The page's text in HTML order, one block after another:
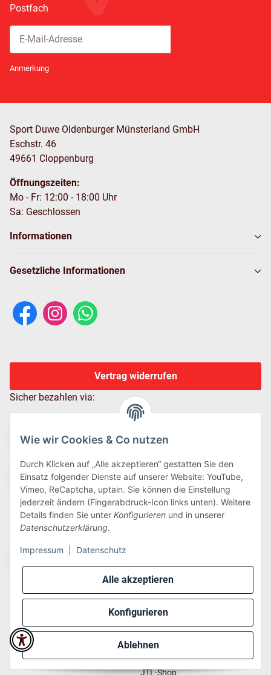
Alle akzeptieren
Konfigurieren
Ablehnen
Wie wir Cookies & Co nutzen
Durch Klicken auf „Alle akzeptieren“ gestatten Sie den
Einsatz folgender Dienste auf unserer Website: YouTube,
Vimeo, ReCaptcha, uptain. Sie können die Einstellung
jederzeit ändern (Fingerabdruck-Icon links unten). Weitere
Details finden Sie unter Konfigurieren und in unserer
Datenschutzerklärung.
Impressum Datenschutz
Postfach
Anmerkung
Sport Duwe Oldenburger Münsterland GmbH
Eschstr. 46
49661 Cloppenburg
Öffnungszeiten:
Mo - Fr: 12:00 - 18:00 Uhr
Sa: Geschlossen
Informationen
Gesetzliche Informationen
Vertrag widerrufen
Sicher bezahlen via:
Wir versenden via:
* Alle Preise inkl. gesetzlicher USt., zzgl.Versand
Perfected byDreizack Medien
Powered byJTL-Shop